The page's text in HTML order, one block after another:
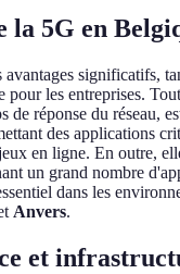
la 5G en
avantages significatifs,
pour les entreprises.
de réponse du réseau,
des applications
en ligne. En outre,
un grand nombre
dans les
Anvers.
et